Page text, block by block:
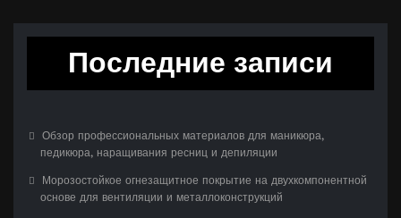
Последние записи
Обзор профессиональных материалов для маникюра,
педикюра, наращивания ресниц и депиляции
Морозостойкое огнезащитное покрытие на двухкомпонентной
основе для вентиляции и металлоконструкций